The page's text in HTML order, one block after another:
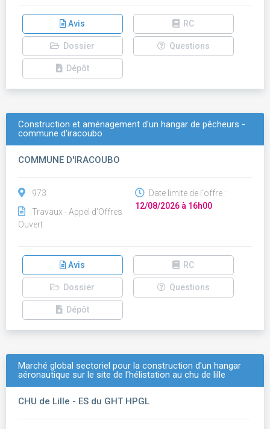
Avis RC
Dossier Questions
Dépôt
Construction et aménagement d'un hangar de pêcheurs -
commune d'iracoubo
COMMUNE D'IRACOUBO
973
Travaux - Appel d'Offres
Ouvert
Date limite de l'offre :
12/08/2026 à 16h00
Avis RC
Dossier Questions
Dépôt
Marché global sectoriel pour la construction d'un hangar
aéronautique sur le site de l'hélistation au chu de lille
CHU de Lille - ES du GHT HPGL